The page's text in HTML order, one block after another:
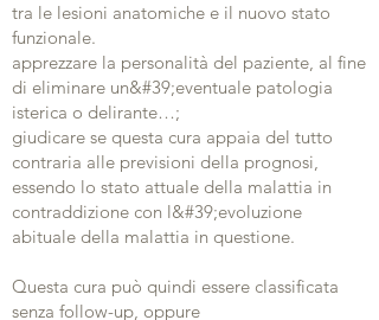
tra le lesioni anatomiche e il nuovo stato
funzionale.
apprezzare la personalità del paziente, al fine
di eliminare un&#39;eventuale patologia
isterica o delirante…;
giudicare se questa cura appaia del tutto
contraria alle previsioni della prognosi,
essendo lo stato attuale della malattia in
contraddizione con l&#39;evoluzione
abituale della malattia in questione.
Questa cura può quindi essere classificata
senza follow-up, oppure